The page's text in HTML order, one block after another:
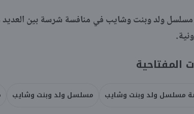
ولد وبنت وشايب في منافسة شرسة بين العديد
المفتاحية
مسلسل ولد وبنت وشايب مسلسل ولد وبنت وشايب